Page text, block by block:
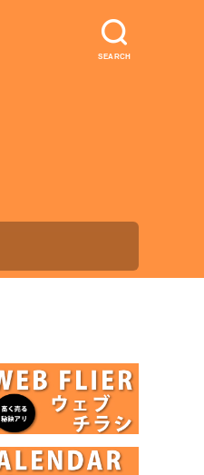
SEARCH